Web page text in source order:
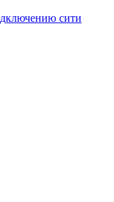
сити